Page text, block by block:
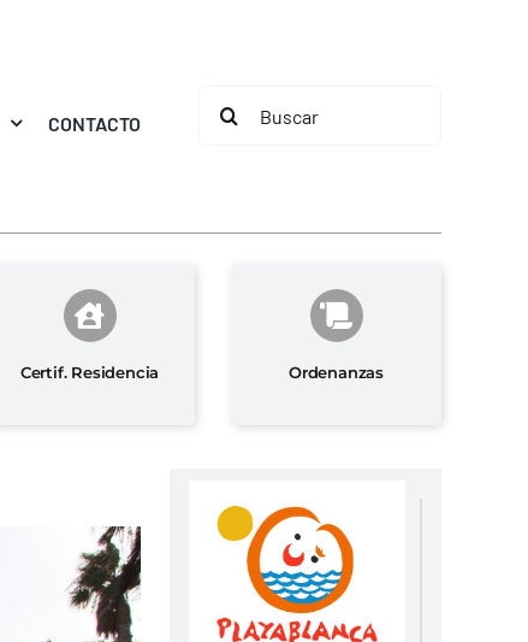
CONTACTO
Buscar:
Certif. Residencia Ordenanzas